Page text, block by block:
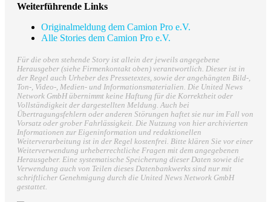
Weiterführende Links
Originalmeldung dem Camion Pro e.V.
Alle Stories dem Camion Pro e.V.
Für die oben stehende Story ist allein der jeweils angegebene
Herausgeber (siehe Firmenkontakt oben) verantwortlich. Dieser ist in
der Regel auch Urheber des Pressetextes, sowie der angehängten Bild-,
Ton-, Video-, Medien- und Informationsmaterialien. Die United News
Network GmbH übernimmt keine Haftung für die Korrektheit oder
Vollständigkeit der dargestellten Meldung. Auch bei
Übertragungsfehlern oder anderen Störungen haftet sie nur im Fall von
Vorsatz oder grober Fahrlässigkeit. Die Nutzung von hier archivierten
Informationen zur Eigeninformation und redaktionellen
Weiterverarbeitung ist in der Regel kostenfrei. Bitte klären Sie vor einer
Weiterverwendung urheberrechtliche Fragen mit dem angegebenen
Herausgeber. Eine systematische Speicherung dieser Daten sowie die
Verwendung auch von Teilen dieses Datenbankwerks sind nur mit
schriftlicher Genehmigung durch die United News Network GmbH
gestattet.